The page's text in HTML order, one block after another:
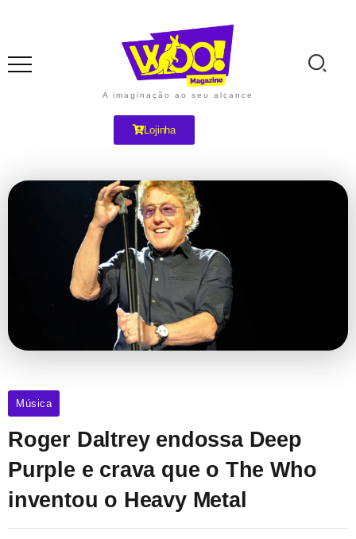
A imaginação ao seu alcance
Lojinha
Música
Roger Daltrey endossa Deep
Purple e crava que o The Who
inventou o Heavy Metal